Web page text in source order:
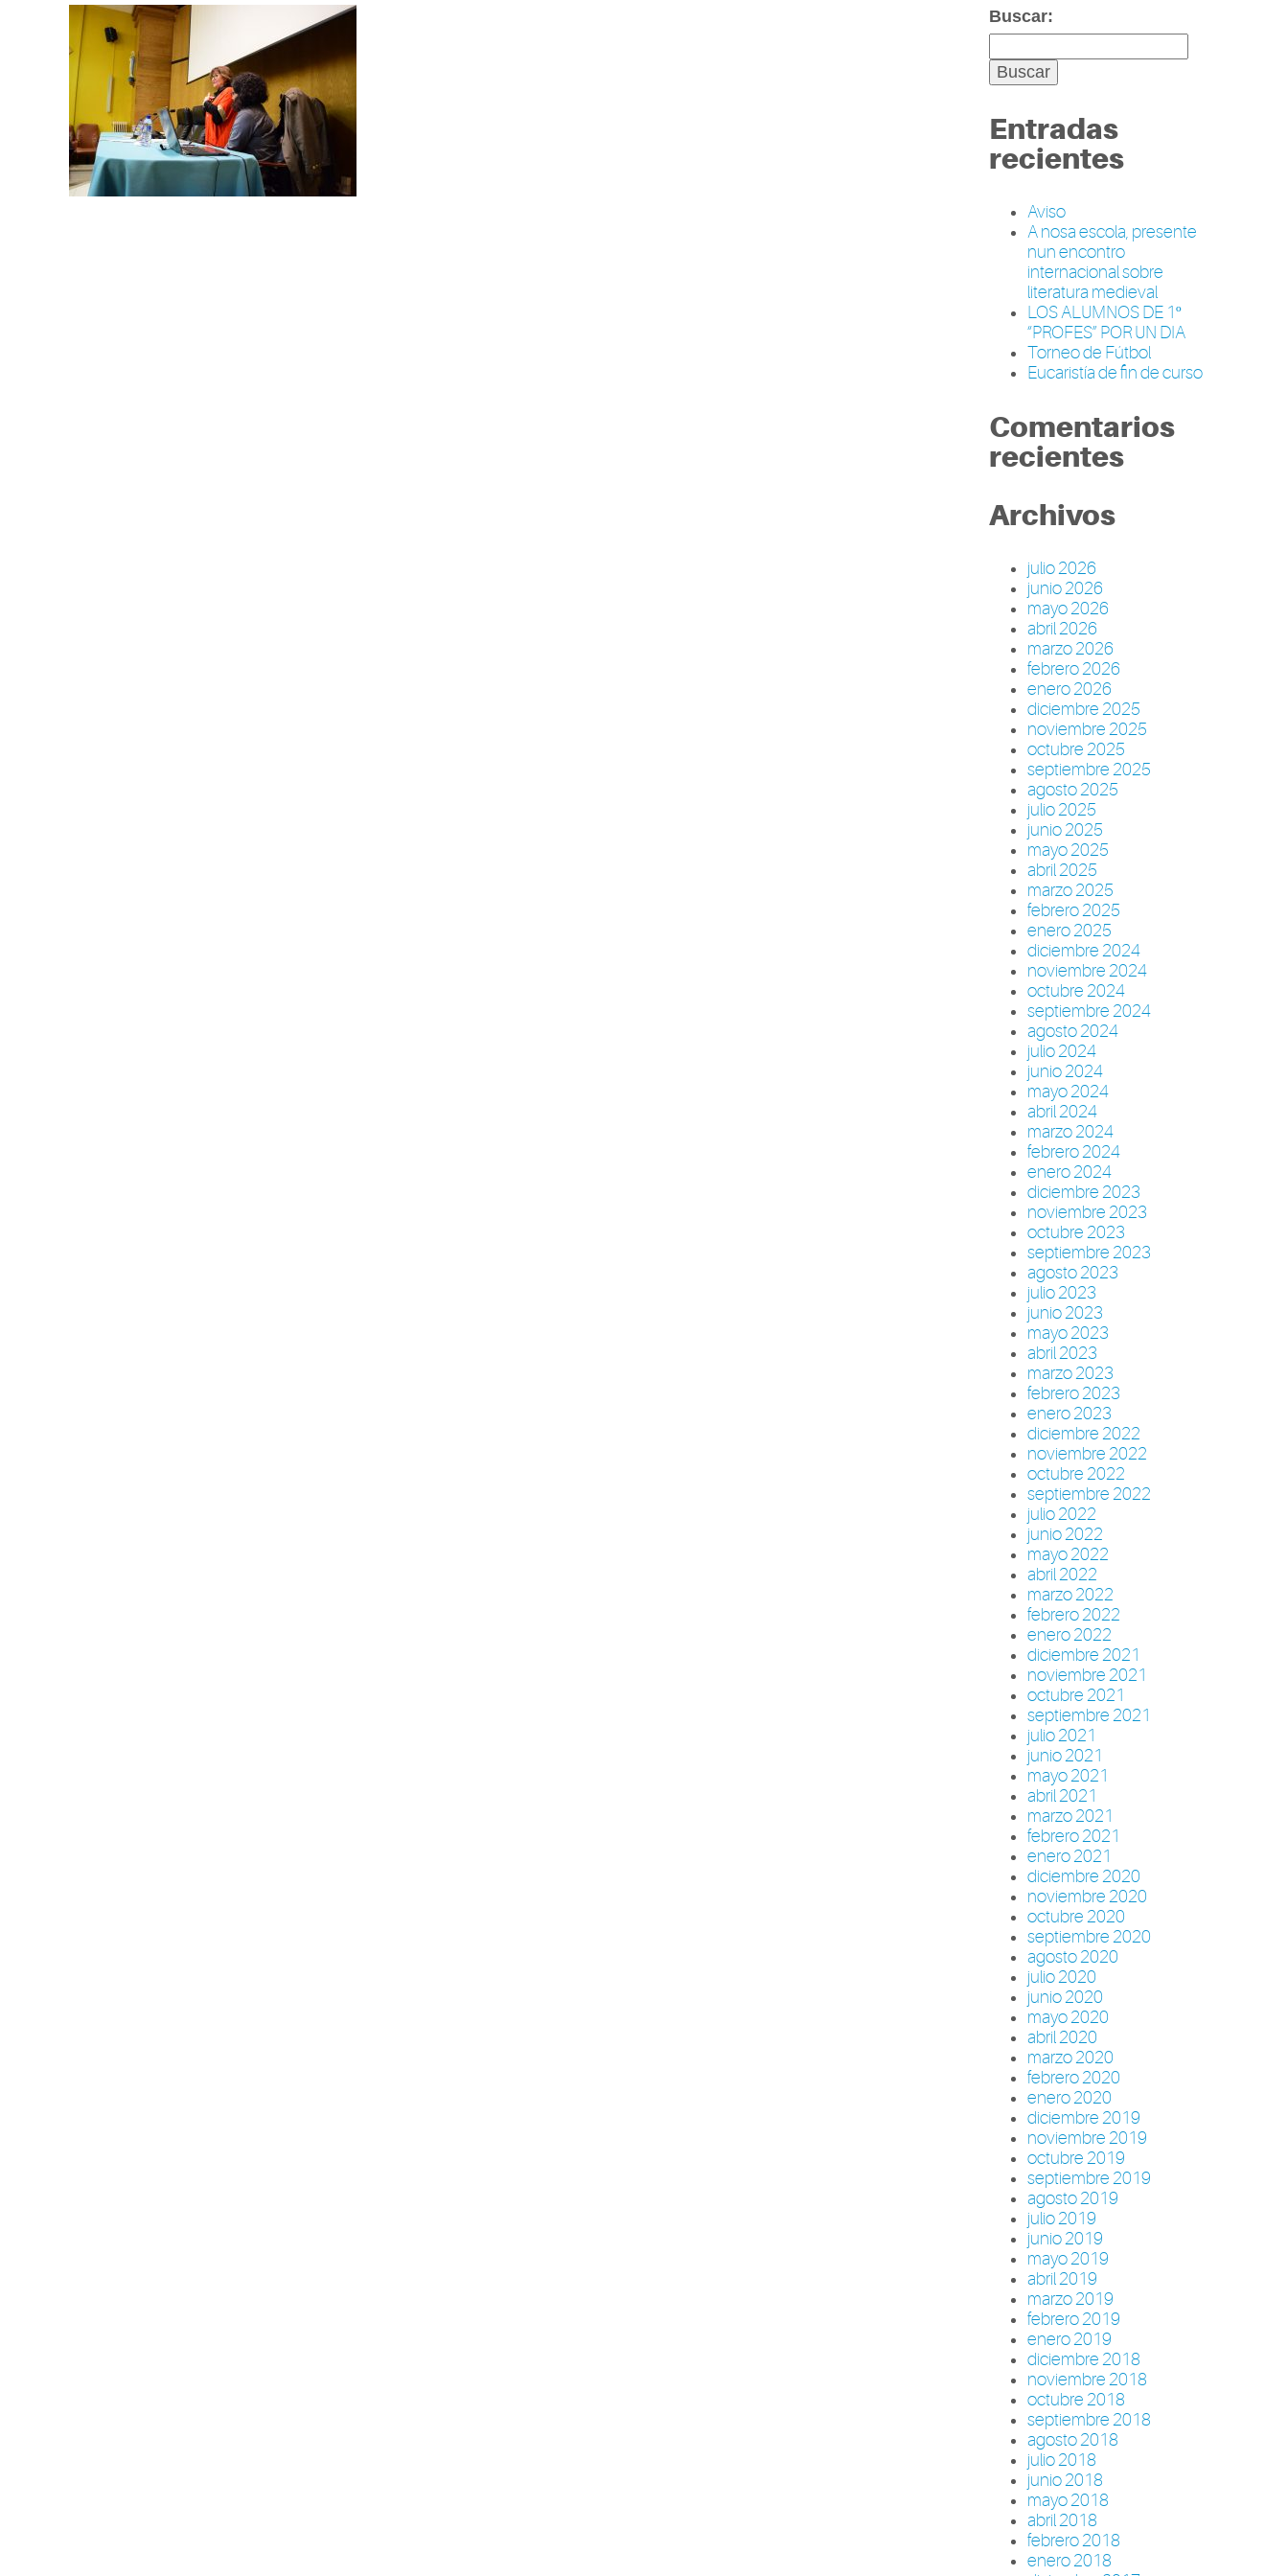
Buscar:
Entradas
recientes
Aviso
A nosa escola, presente
nun encontro
internacional sobre
literatura medieval
LOS ALUMNOS DE 1º
“PROFES” POR UN DIA
Torneo de Fútbol
Eucaristía de fin de curso
Comentarios
recientes
Archivos
julio 2026
junio 2026
mayo 2026
abril 2026
marzo 2026
febrero 2026
enero 2026
diciembre 2025
noviembre 2025
octubre 2025
septiembre 2025
agosto 2025
julio 2025
junio 2025
mayo 2025
abril 2025
marzo 2025
febrero 2025
enero 2025
diciembre 2024
noviembre 2024
octubre 2024
septiembre 2024
agosto 2024
julio 2024
junio 2024
mayo 2024
abril 2024
marzo 2024
febrero 2024
enero 2024
diciembre 2023
noviembre 2023
octubre 2023
septiembre 2023
agosto 2023
julio 2023
junio 2023
mayo 2023
abril 2023
marzo 2023
febrero 2023
enero 2023
diciembre 2022
noviembre 2022
octubre 2022
septiembre 2022
julio 2022
junio 2022
mayo 2022
abril 2022
marzo 2022
febrero 2022
enero 2022
diciembre 2021
noviembre 2021
octubre 2021
septiembre 2021
julio 2021
junio 2021
mayo 2021
abril 2021
marzo 2021
febrero 2021
enero 2021
diciembre 2020
noviembre 2020
octubre 2020
septiembre 2020
agosto 2020
julio 2020
junio 2020
mayo 2020
abril 2020
marzo 2020
febrero 2020
enero 2020
diciembre 2019
noviembre 2019
octubre 2019
septiembre 2019
agosto 2019
julio 2019
junio 2019
mayo 2019
abril 2019
marzo 2019
febrero 2019
enero 2019
diciembre 2018
noviembre 2018
octubre 2018
septiembre 2018
agosto 2018
julio 2018
junio 2018
mayo 2018
abril 2018
febrero 2018
enero 2018